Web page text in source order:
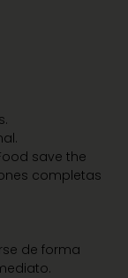
save the
completas
de forma